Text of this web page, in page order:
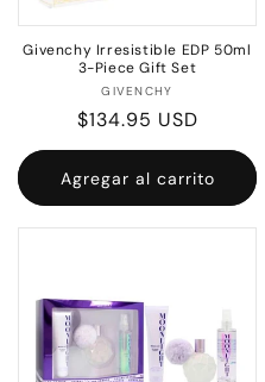
Givenchy Irresistible EDP 50ml
3-Piece Gift Set
Proveedor:
GIVENCHY
Precio
habitual
$134.95 USD
Agregar al carrito